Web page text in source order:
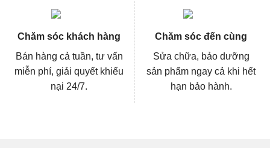
Chăm sóc khách hàng
Bán hàng cả tuần, tư vấn
miễn phí, giải quyết khiếu
nại 24/7.
Chăm sóc đến cùng
Sửa chữa, bảo dưỡng
sản phẩm ngay cả khi hết
hạn bảo hành.